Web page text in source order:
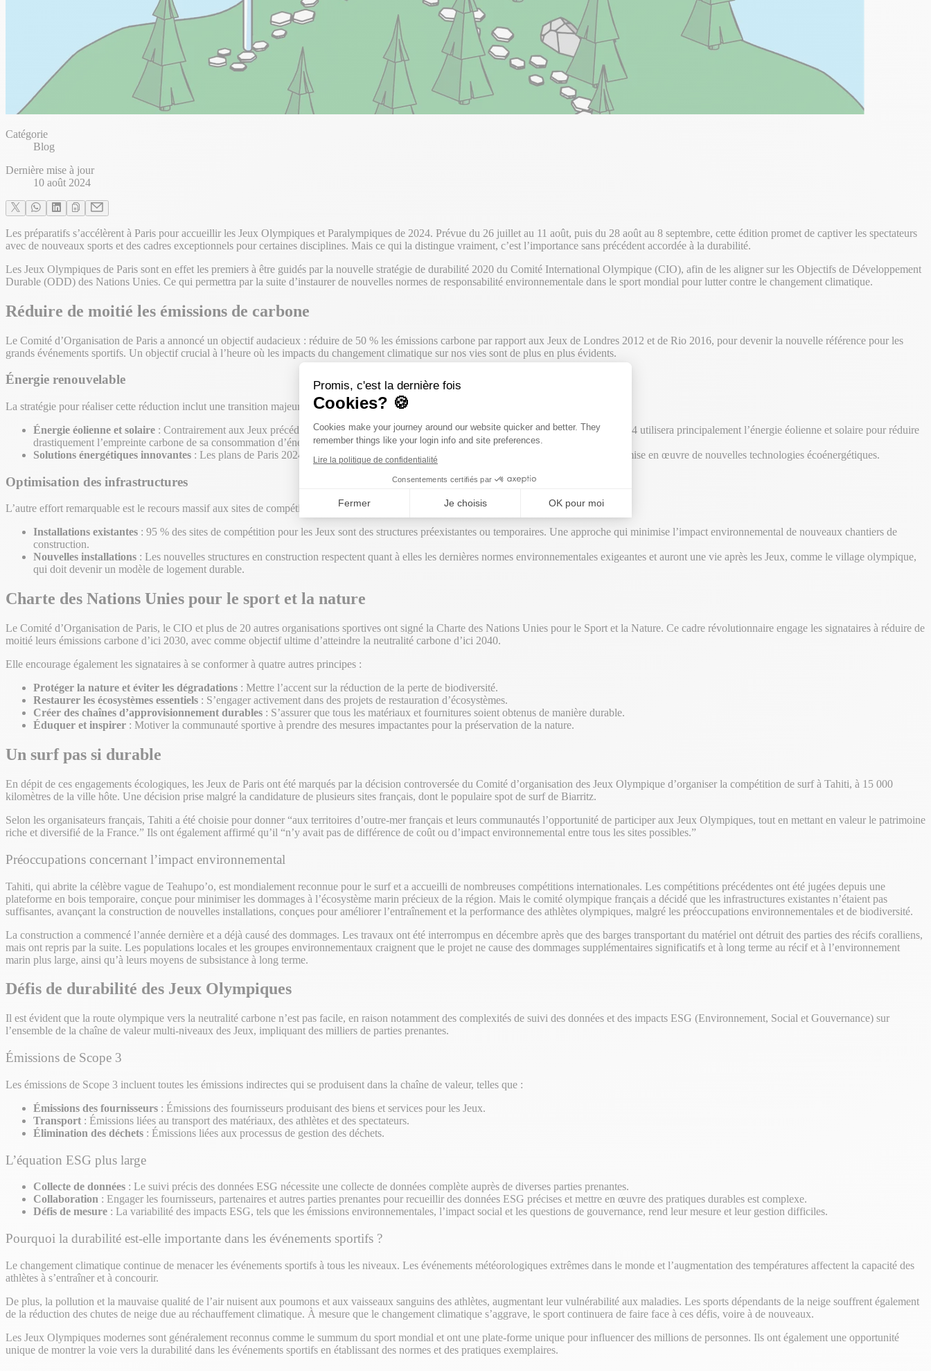
Promis, c'est la dernière fois
Cookies? 🍪
Plateforme de Gestion du Consentement : Personnalisez vos Options
Cookies make your journey around our website quicker and better. They
remember things like your login info and site preferences.
Lire la politique de confidentialité
Consentements certifiés par
Fermer Je choisis OK pour moi
Axeptio consent
Catégorie
Blog
Dernière mise à jour
10 août 2024
Les préparatifs s’accélèrent à Paris pour accueillir les Jeux Olympiques et Paralympiques de 2024. Prévue du 26 juillet au 11 août, puis du 28 août au 8 septembre, cette édition promet de captiver les spectateurs
avec de nouveaux sports et des cadres exceptionnels pour certaines disciplines. Mais ce qui la distingue vraiment, c’est l’importance sans précédent accordée à la durabilité.
Les Jeux Olympiques de Paris sont en effet les premiers à être guidés par la nouvelle stratégie de durabilité 2020 du Comité International Olympique (CIO), afin de les aligner sur les Objectifs de Développement
Durable (ODD) des Nations Unies. Ce qui permettra par la suite d’instaurer de nouvelles normes de responsabilité environnementale dans le sport mondial pour lutter contre le changement climatique.
Réduire de moitié les émissions de carbone
Le Comité d’Organisation de Paris a annoncé un objectif audacieux : réduire de 50 % les émissions carbone par rapport aux Jeux de Londres 2012 et de Rio 2016, pour devenir la nouvelle référence pour les
grands événements sportifs. Un objectif crucial à l’heure où les impacts du changement climatique sur nos vies sont de plus en plus évidents.
Énergie renouvelable
La stratégie pour réaliser cette réduction inclut une transition majeure vers les énergies renouvelables :
Énergie éolienne et solaire : Contrairement aux Jeux précédents qui ont fonctionné en grande partie sur des générateurs diesel, Paris 2024 utilisera principalement l’énergie éolienne et solaire pour réduire
drastiquement l’empreinte carbone de sa consommation d’énergie.
Solutions énergétiques innovantes : Les plans de Paris 2024 incluent également l’utilisation d’énergies propres pour tous les sites et la mise en œuvre de nouvelles technologies écoénergétiques.
Optimisation des infrastructures
L’autre effort remarquable est le recours massif aux sites de compétition déjà existants et temporaires :
Installations existantes : 95 % des sites de compétition pour les Jeux sont des structures préexistantes ou temporaires. Une approche qui minimise l’impact environnemental de nouveaux chantiers de
construction.
Nouvelles installations : Les nouvelles structures en construction respectent quant à elles les dernières normes environnementales exigeantes et auront une vie après les Jeux, comme le village olympique,
qui doit devenir un modèle de logement durable.
Charte des Nations Unies pour le sport et la nature
Le Comité d’Organisation de Paris, le CIO et plus de 20 autres organisations sportives ont signé la Charte des Nations Unies pour le Sport et la Nature. Ce cadre révolutionnaire engage les signataires à réduire de
moitié leurs émissions carbone d’ici 2030, avec comme objectif ultime d’atteindre la neutralité carbone d’ici 2040.
Elle encourage également les signataires à se conformer à quatre autres principes :
Protéger la nature et éviter les dégradations : Mettre l’accent sur la réduction de la perte de biodiversité.
Restaurer les écosystèmes essentiels : S’engager activement dans des projets de restauration d’écosystèmes.
Créer des chaînes d’approvisionnement durables : S’assurer que tous les matériaux et fournitures soient obtenus de manière durable.
Éduquer et inspirer : Motiver la communauté sportive à prendre des mesures impactantes pour la préservation de la nature.
Un surf pas si durable
En dépit de ces engagements écologiques, les Jeux de Paris ont été marqués par la décision controversée du Comité d’organisation des Jeux Olympique d’organiser la compétition de surf à Tahiti, à 15 000
kilomètres de la ville hôte. Une décision prise malgré la candidature de plusieurs sites français, dont le populaire spot de surf de Biarritz.
Selon les organisateurs français, Tahiti a été choisie pour donner “aux territoires d’outre-mer français et leurs communautés l’opportunité de participer aux Jeux Olympiques, tout en mettant en valeur le patrimoine
riche et diversifié de la France.” Ils ont également affirmé qu’il “n’y avait pas de différence de coût ou d’impact environnemental entre tous les sites possibles.”
Préoccupations concernant l’impact environnemental
Tahiti, qui abrite la célèbre vague de Teahupo’o, est mondialement reconnue pour le surf et a accueilli de nombreuses compétitions internationales. Les compétitions précédentes ont été jugées depuis une
plateforme en bois temporaire, conçue pour minimiser les dommages à l’écosystème marin précieux de la région. Mais le comité olympique français a décidé que les infrastructures existantes n’étaient pas
suffisantes, avançant la construction de nouvelles installations, conçues pour améliorer l’entraînement et la performance des athlètes olympiques, malgré les préoccupations environnementales et de biodiversité.
La construction a commencé l’année dernière et a déjà causé des dommages. Les travaux ont été interrompus en décembre après que des barges transportant du matériel ont détruit des parties des récifs coralliens,
mais ont repris par la suite. Les populations locales et les groupes environnementaux craignent que le projet ne cause des dommages supplémentaires significatifs et à long terme au récif et à l’environnement
marin plus large, ainsi qu’à leurs moyens de subsistance à long terme.
Défis de durabilité des Jeux Olympiques
Il est évident que la route olympique vers la neutralité carbone n’est pas facile, en raison notamment des complexités de suivi des données et des impacts ESG (Environnement, Social et Gouvernance) sur
l’ensemble de la chaîne de valeur multi-niveaux des Jeux, impliquant des milliers de parties prenantes.
Émissions de Scope 3
Les émissions de Scope 3 incluent toutes les émissions indirectes qui se produisent dans la chaîne de valeur, telles que :
Émissions des fournisseurs : Émissions des fournisseurs produisant des biens et services pour les Jeux.
Transport : Émissions liées au transport des matériaux, des athlètes et des spectateurs.
Élimination des déchets : Émissions liées aux processus de gestion des déchets.
L’équation ESG plus large
Collecte de données : Le suivi précis des données ESG nécessite une collecte de données complète auprès de diverses parties prenantes.
Collaboration : Engager les fournisseurs, partenaires et autres parties prenantes pour recueillir des données ESG précises et mettre en œuvre des pratiques durables est complexe.
Défis de mesure : La variabilité des impacts ESG, tels que les émissions environnementales, l’impact social et les questions de gouvernance, rend leur mesure et leur gestion difficiles.
Pourquoi la durabilité est-elle importante dans les événements sportifs ?
Le changement climatique continue de menacer les événements sportifs à tous les niveaux. Les événements météorologiques extrêmes dans le monde et l’augmentation des températures affectent la capacité des
athlètes à s’entraîner et à concourir.
De plus, la pollution et la mauvaise qualité de l’air nuisent aux poumons et aux vaisseaux sanguins des athlètes, augmentant leur vulnérabilité aux maladies. Les sports dépendants de la neige souffrent également
de la réduction des chutes de neige due au réchauffement climatique. À mesure que le changement climatique s’aggrave, le sport continuera de faire face à ces défis, voire à de nouveaux.
Les Jeux Olympiques modernes sont généralement reconnus comme le summum du sport mondial et ont une plate-forme unique pour influencer des millions de personnes. Ils ont également une opportunité
unique de montrer la voie vers la durabilité dans les événements sportifs en établissant des normes et des pratiques exemplaires.